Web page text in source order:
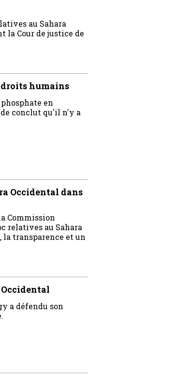
au Sahara
la Cour de justice de
humains
en
conclut qu'il n'y a
Occidental dans
Commission
relatives au Sahara
la transparence et un
Occidental
a défendu son